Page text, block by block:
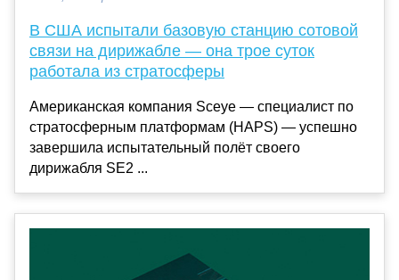
В США испытали базовую станцию сотовой
связи на дирижабле — она трое суток
работала из стратосферы
Американская компания Sceye — специалист по
стратосферным платформам (HAPS) — успешно
завершила испытательный полёт своего
дирижабля SE2 ...